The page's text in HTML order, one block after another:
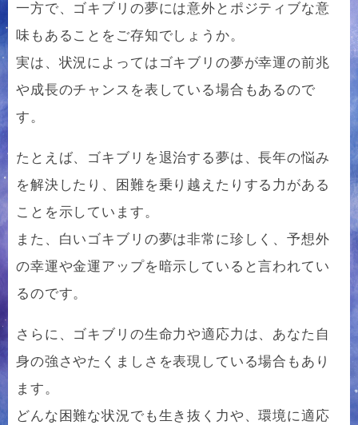
一方で、ゴキブリの夢には意外とポジティブな意
味もあることをご存知でしょうか。
実は、状況によってはゴキブリの夢が幸運の前兆
や成長のチャンスを表している場合もあるので
す。
たとえば、ゴキブリを退治する夢は、長年の悩み
を解決したり、困難を乗り越えたりする力がある
ことを示しています。
また、白いゴキブリの夢は非常に珍しく、予想外
の幸運や金運アップを暗示していると言われてい
るのです。
さらに、ゴキブリの生命力や適応力は、あなた自
身の強さやたくましさを表現している場合もあり
ます。
どんな困難な状況でも生き抜く力や、環境に適応